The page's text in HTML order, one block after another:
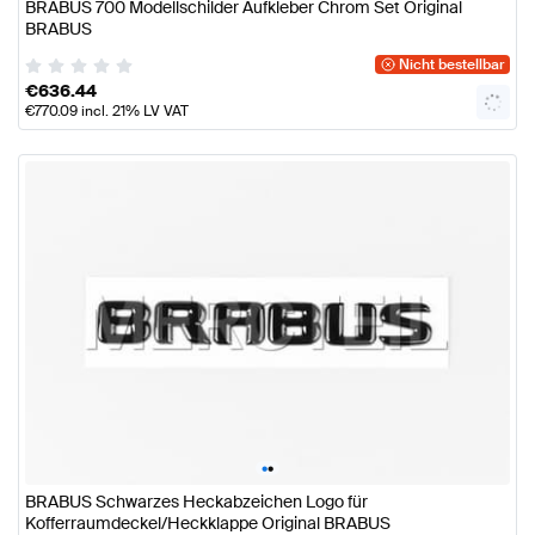
BRABUS 700 Modellschilder Aufkleber Chrom Set Original
BRABUS
Nicht bestellbar
€636.44
€770.09incl. 21% LV VAT
••
BRABUS Schwarzes Heckabzeichen Logo für
Kofferraumdeckel/Heckklappe Original BRABUS